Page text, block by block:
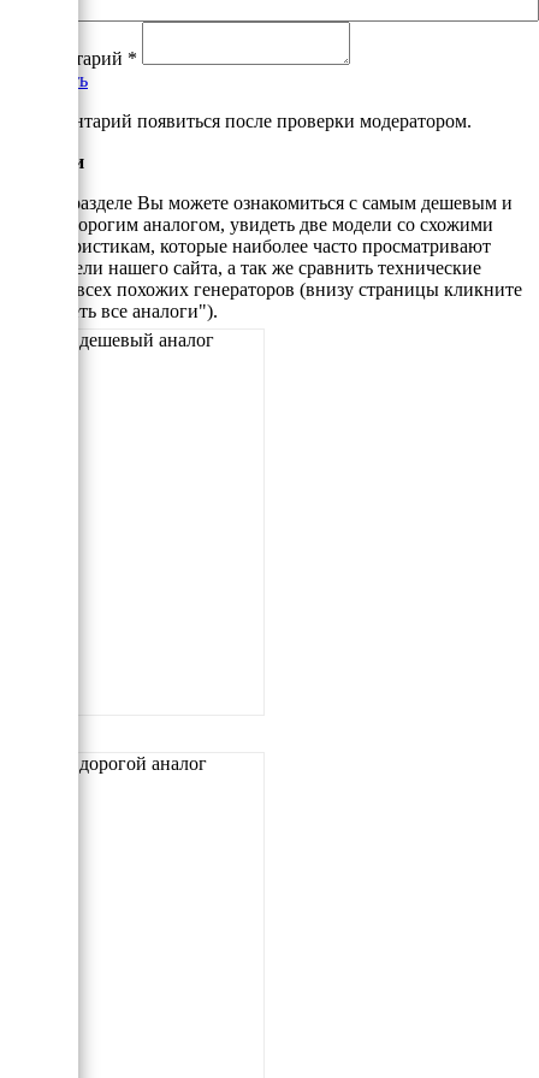
Комментарий *
Добавить
*Комментарий появиться после проверки модератором.
Аналоги
В этом разделе Вы можете ознакомиться с самым дешевым и
самым дорогим аналогом, увидеть две модели со схожими
характеристикам, которые наиболее часто просматривают
посетители нашего сайта, а так же сравнить технические
данные всех похожих генераторов (внизу страницы кликните
"Смотреть все аналоги").
Самый дешевый аналог
Самый дорогой аналог